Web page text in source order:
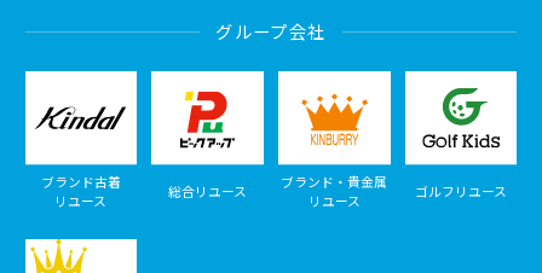
グループ会社
ブランド古着
リユース
総合リユース
ブランド・貴金属
リユース
ゴルフリユース